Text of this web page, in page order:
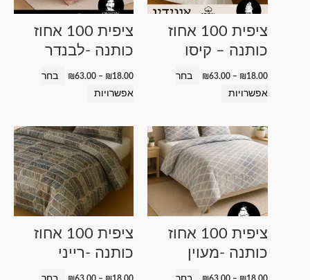
ציפית 100 אחוז
כותנה – קיסו
₪18.00
–
₪63.00
בחר
אפשרויות
לבחור
את
ציפית 100 אחוז
כותנה -לבנדר
₪18.00
–
₪63.00
בחר
אפשרויות
לבחור
את
ציפית 100 אחוז
כותנה -מעוין
טווח
מחירים:
⁦₪18.00⁩
עד
⁦₪63.00⁩
למוצר
זה
יש
מספר
סוגים.
לבחור
את
ציפית 100 אחוז
כותנה -רייני
טווח
מחירים:
⁦₪18.00⁩
עד
⁦₪63.00⁩
למוצר
זה
יש
מספר
סוגים.
לבחור
את